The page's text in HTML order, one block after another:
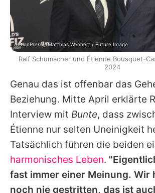
Genau das ist offenbar das
Beziehung. Mitte April erklärte
Interview mit Bunte, dass
Étienne nur selten Uneinigkeit
Tatsächlich führen die beiden
harmonisches Leben.
fast immer einer Meinung. Wir
noch nie gestritten, das ist
ActionPress / Matthias Wehnert / Future Image
Ralf Schumacher und Étienne Bousquet-
2024